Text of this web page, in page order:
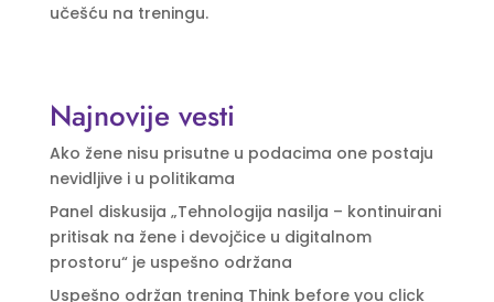
učešću na treningu.
Najnovije vesti
Ako žene nisu prisutne u podacima one postaju
nevidljive i u politikama
Panel diskusija „Tehnologija nasilja – kontinuirani
pritisak na žene i devojčice u digitalnom
prostoru“ je uspešno održana
Uspešno održan trening Think before you click